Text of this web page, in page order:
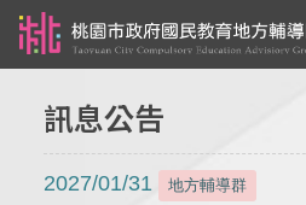
訊息公告
2027/01/31 地方輔導群